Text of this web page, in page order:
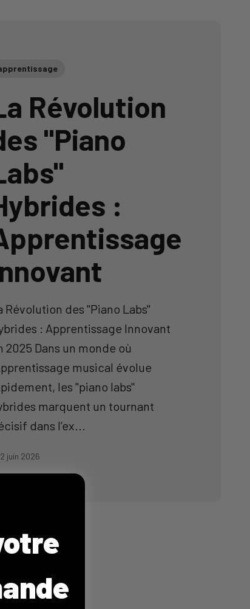
Révolution
"Piano
:
Révolution des "Piano Labs"
: Apprentissage Innovant
2025 Dans un monde où
musical évolue
les "piano labs"
marquent un tournant
dans l’ex...
2 juin 2026